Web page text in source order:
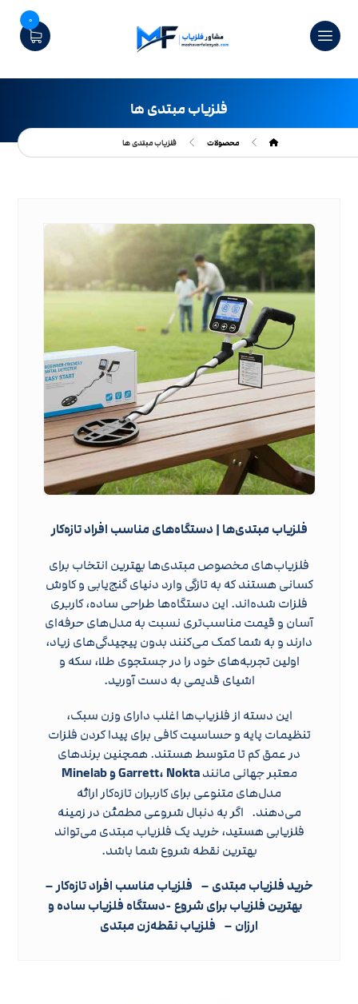
0
فلزیاب مبتدی ها
محصولات فلزیاب مبتدی ها
فلزیاب مبتدی‌ها | دستگاه‌های مناسب افراد تازه‌کار
فلزیاب‌های مخصوص مبتدی‌ها بهترین انتخاب برای
کسانی هستند که به تازگی وارد دنیای گنج‌یابی و کاوش
فلزات شده‌اند. این دستگاه‌ها طراحی ساده، کاربری
آسان و قیمت مناسب‌تری نسبت به مدل‌های حرفه‌ای
دارند و به شما کمک می‌کنند بدون پیچیدگی‌های زیاد،
اولین تجربه‌های خود را در جستجوی طلا، سکه و
اشیای قدیمی به دست آورید.
این دسته از فلزیاب‌ها اغلب دارای وزن سبک،
تنظیمات پایه و حساسیت کافی برای پیدا کردن فلزات
در عمق کم تا متوسط هستند. همچنین برندهای
معتبر جهانی مانندGarrett، Nokta و Minelab
مدل‌های متنوعی برای کاربران تازه‌کار ارائه
می‌دهند. اگر به دنبال شروعی مطمئن در زمینه
فلزیابی هستید، خرید یک فلزیاب مبتدی می‌تواند
بهترین نقطه شروع شما باشد.
خرید فلزیاب مبتدی – فلزیاب مناسب افراد تازه‌کار –
بهترین فلزیاب برای شروع -دستگاه فلزیاب ساده و
ارزان – فلزیاب نقطه‌زن مبتدی